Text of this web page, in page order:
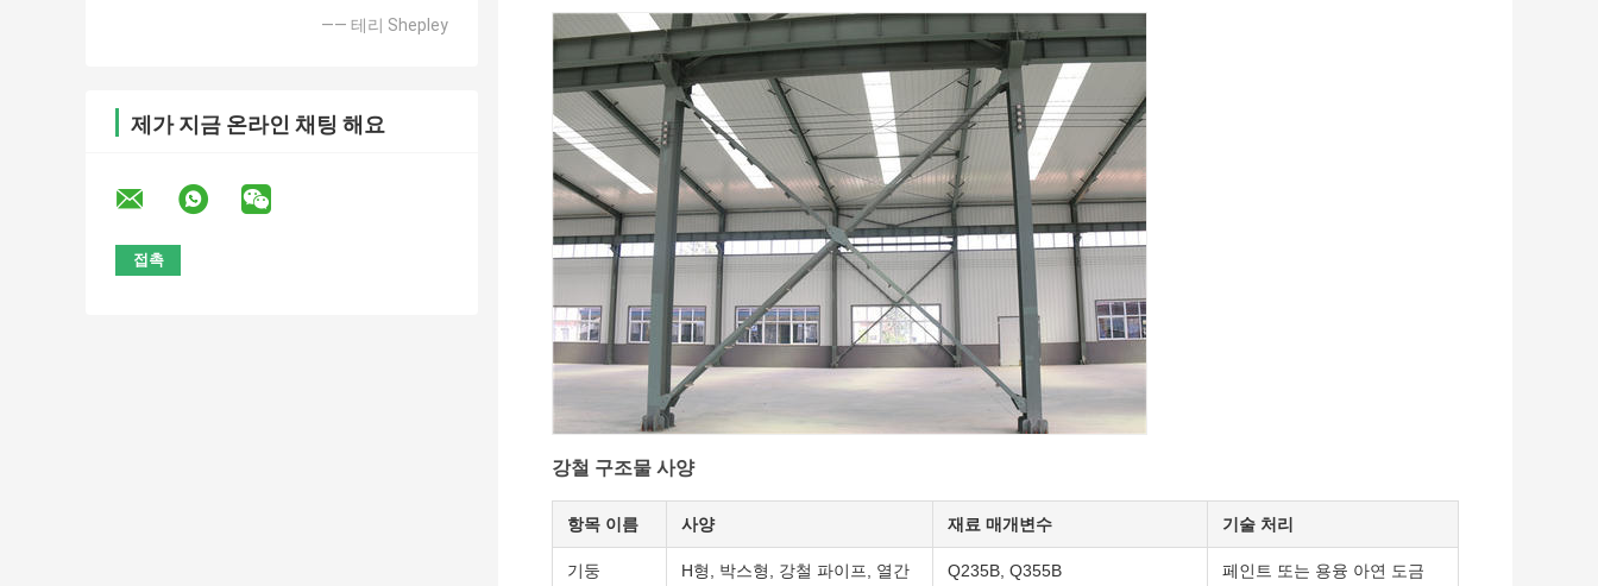
—— 테리 Shepley
제가 지금 온라인 채팅 해요
강철 구조물 사양
항목 이름 사양 재료 매개변수 기술 처리
기둥
H형, 박스형, 강철 파이프, 열간
Q235B, Q355B 페인트 또는 용융 아연 도금